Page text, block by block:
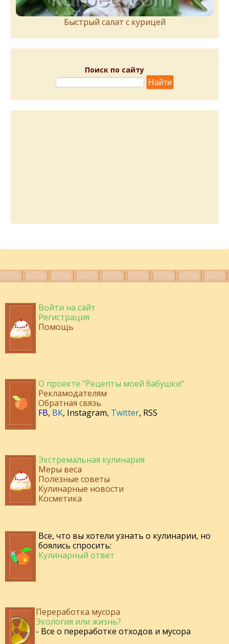
Быстрый салат с курицей
Поиск по сайту
Войти на сайт
Регистрация
Помощь
О проекте "Рецепты моей бабушки"
Рекламодателям
Обратная связь
FB, ВК, Instagram, Twitter, RSS
Экстремальная кулинария
Меры веса
Полезные советы
Кулинарные новости
Косметика
Все, что вы хотели узнать о кулинарии, но
боялись спросить:
Кулинарный ответ
Переработка мусора
Экология или жизнь?
- Все о переработке отходов и мусора